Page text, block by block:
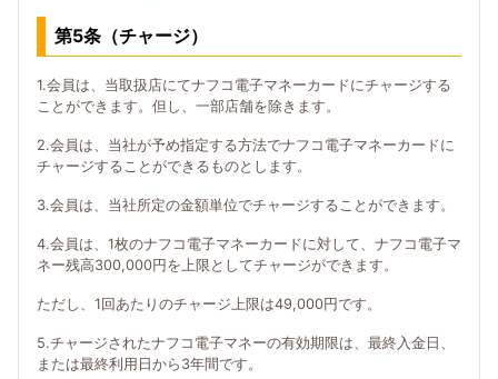
第5条（チャージ）
1.会員は、当取扱店にてナフコ電子マネーカードにチャージする
ことができます。但し、一部店舗を除きます。
2.会員は、当社が予め指定する方法でナフコ電子マネーカードに
チャージすることができるものとします。
3.会員は、当社所定の金額単位でチャージすることができます。
4.会員は、1枚のナフコ電子マネーカードに対して、ナフコ電子マ
ネー残高300,000円を上限としてチャージができます。
ただし、1回あたりのチャージ上限は49,000円です。
5.チャージされたナフコ電子マネーの有効期限は、最終入金日、
または最終利用日から3年間です。